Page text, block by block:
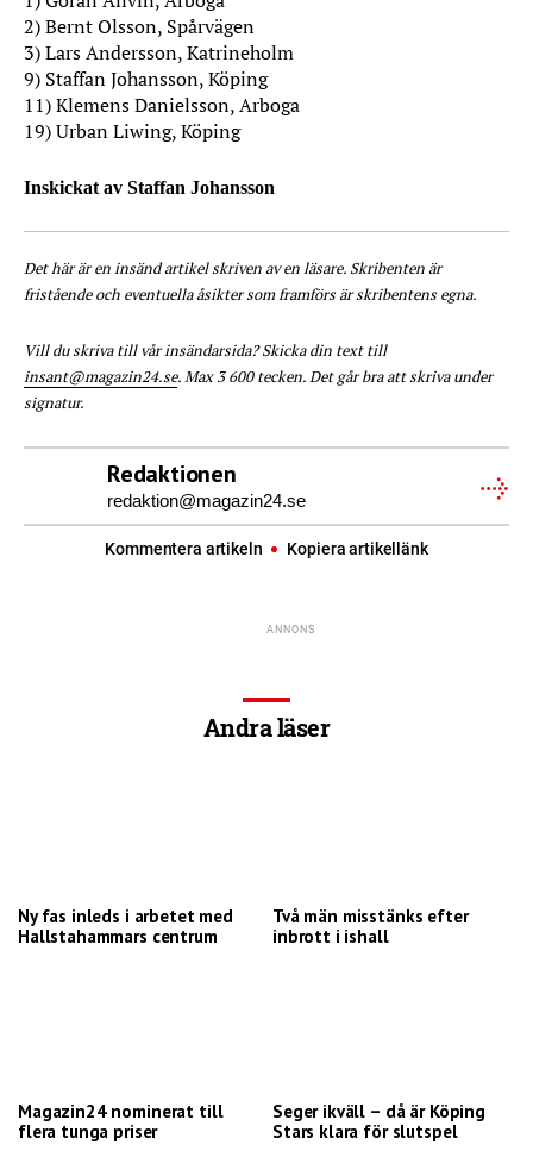
2) Bernt Olsson, Spårvägen
3) Lars Andersson, Katrineholm
9) Staffan Johansson, Köping
11) Klemens Danielsson, Arboga
19) Urban Liwing, Köping
Inskickat av Staffan Johansson
Det här är en insänd artikel skriven av en läsare. Skribenten är
fristående och eventuella åsikter som framförs är skribentens egna.
Vill du skriva till vår insändarsida? Skicka din text till
insant@magazin24.se. Max 3 600 tecken. Det går bra att skriva under
signatur.
Redaktionen
redaktion@magazin24.se
Kommentera artikeln Kopiera artikellänk
Andra läser
Ny fas inleds i arbetet med
Hallstahammars centrum
Två män misstänks efter
inbrott i ishall
Magazin24 nominerat till
flera tunga priser
Seger ikväll – då är Köping
Stars klara för slutspel